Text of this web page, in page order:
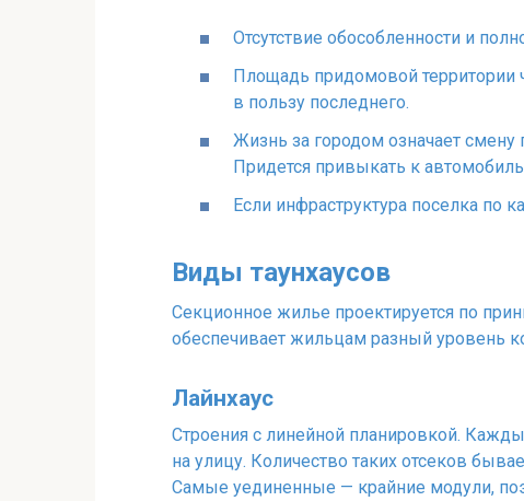
Отсутствие обособленности и
Площадь придомовой территории
в пользу последнего.
Жизнь за городом означает смену
Придется привыкать к
Если инфраструктура поселка по
Виды таунхаусов
Секционное жилье проектируется по
обеспечивает жильцам разный уровень
Лайнхаус
Строения с линейной планировкой.
на улицу. Количество таких отсеков
Самые уединенные — крайние модули,